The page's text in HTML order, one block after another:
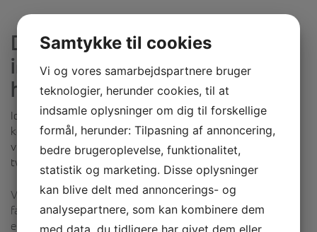
Dyrk dig selv og dine
interesser på et
højskoleophold
Idrætshøjskolen Bosei har tidligere været en japansk
kostskole, bygget af japanerne for ca. 35 år siden. Idag er
vi en klassisk dansk idrætshøjskole, men med et asiatisk
twist, som man ikke finder andre steder.
Vi har kampsportsundervisning i verdensklasse, fede
faciliteter til Fitness, Friluftsliv, Vandsport og Esport. Den
eneste højskole hvor flere aktive politifolk underviser på
Samtykke til cookies
Vi og vores samarbejdspartnere bruger
teknologier, herunder cookies, til at
indsamle oplysninger om dig til forskellige
formål, herunder: Tilpasning af annoncering,
bedre brugeroplevelse, funktionalitet,
statistik og marketing. Disse oplysninger
kan blive delt med annoncerings- og
analysepartnere, som kan kombinere dem
med data, du tidligere har givet dem eller